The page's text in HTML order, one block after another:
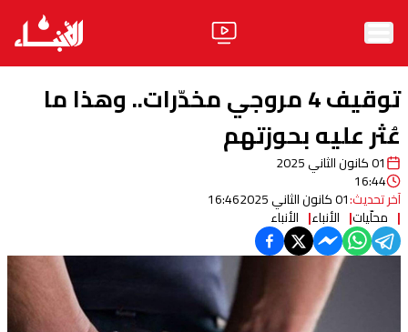
الأخبار
آراء
فيديو
مواقف
وليد جنبلاط
توقيف 4 مروجي مخدّرات.. وهذا ما
عُثر عليه بحوزتهم
01 كانون الثاني 2025
16:44
آخر تحديث:01 كانون الثاني 2025 16:46
محلّيات الأنباء الأنباء